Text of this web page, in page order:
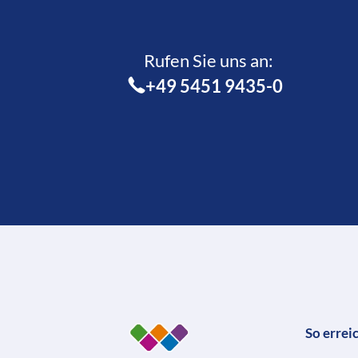
Rufen Sie uns an:­
+49 5451 9435-0
So